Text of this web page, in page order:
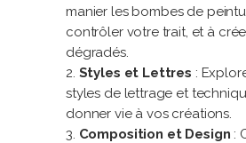
manier les bombes de
contrôler votre trait, et à
dégradés.
Styles et Lettres :
styles de lettrage et
donner vie à vos créations.
Composition et Design :